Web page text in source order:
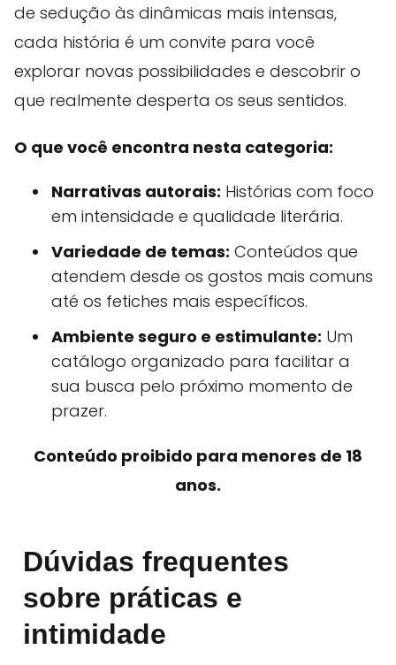
de sedução às dinâmicas mais intensas,
cada história é um convite para você
explorar novas possibilidades e descobrir o
que realmente desperta os seus sentidos.
O que você encontra nesta categoria:
Narrativas autorais: Histórias com foco
em intensidade e qualidade literária.
Variedade de temas: Conteúdos que
atendem desde os gostos mais comuns
até os fetiches mais específicos.
Ambiente seguro e estimulante: Um
catálogo organizado para facilitar a
sua busca pelo próximo momento de
prazer.
Conteúdo proibido para menores de 18
anos.
Dúvidas frequentes
sobre práticas e
intimidade